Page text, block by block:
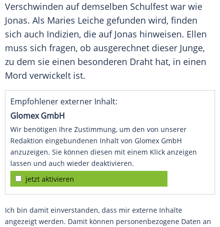
Verschwinden auf demselben Schulfest war wie
Jonas. Als Maries Leiche gefunden wird, finden
sich auch Indizien, die auf Jonas hinweisen. Ellen
muss sich fragen, ob ausgerechnet dieser Junge,
zu dem sie einen besonderen Draht hat, in einen
Mord verwickelt ist.
Empfohlener externer Inhalt:
Glomex GmbH
Wir benötigen Ihre Zustimmung, um den von unserer
Redaktion eingebundenen Inhalt von Glomex GmbH
anzuzeigen. Sie können diesen mit einem Klick anzeigen
lassen und auch wieder deaktivieren.
jetzt aktivieren
Ich bin damit einverstanden, dass mir externe Inhalte
angezeigt werden. Damit können personenbezogene Daten an